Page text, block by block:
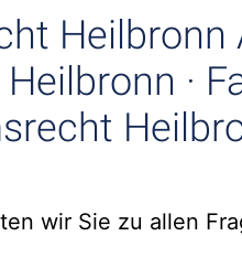
Heilbronn
·
wir Sie zu allen